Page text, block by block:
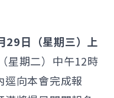
29日（星期三）上
星期二）中午12時
逕向本會完成報